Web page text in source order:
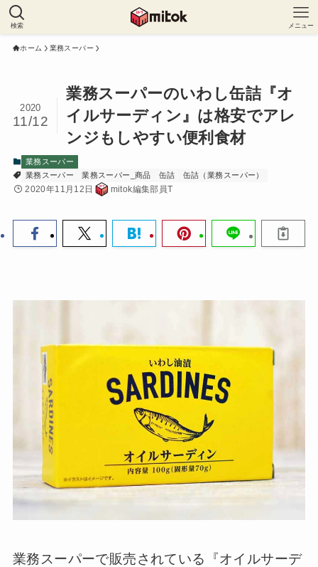
検索 メニュー
ホーム 業務スーパー
業務スーパーのいわし缶詰『オ
イルサーディン』は格安でアレ
ンジもしやすい便利食材
2020
11/12
業務スーパー
業務スーパー
業務スーパー_商品 缶詰 缶詰（業務スーパー）
2020年11月12日 mitok編集部員T
業務スーパーで販売されている『オイルサーデ